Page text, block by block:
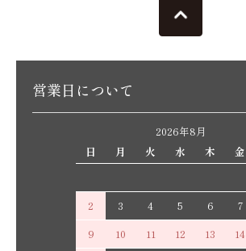
営業日について
2026年8月
日
月 火 水 木 金
2
3 4 5 6 7
9
10 11 12 13 14